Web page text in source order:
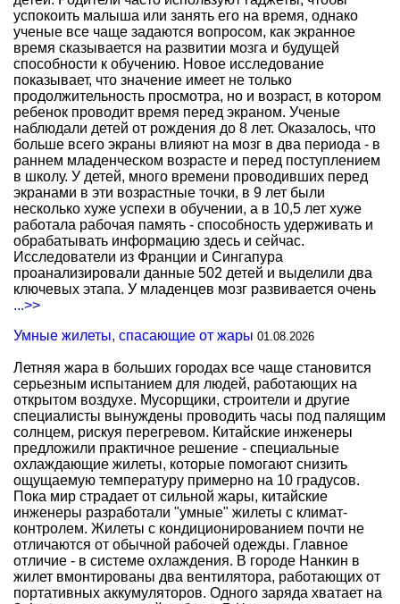
успокоить малыша или занять его на время, однако
ученые все чаще задаются вопросом, как экранное
время сказывается на развитии мозга и будущей
способности к обучению. Новое исследование
показывает, что значение имеет не только
продолжительность просмотра, но и возраст, в котором
ребенок проводит время перед экраном. Ученые
наблюдали детей от рождения до 8 лет. Оказалось, что
больше всего экраны влияют на мозг в два периода - в
раннем младенческом возрасте и перед поступлением
в школу. У детей, много времени проводивших перед
экранами в эти возрастные точки, в 9 лет были
несколько хуже успехи в обучении, а в 10,5 лет хуже
работала рабочая память - способность удерживать и
обрабатывать информацию здесь и сейчас.
Исследователи из Франции и Сингапура
проанализировали данные 502 детей и выделили два
ключевых этапа. У младенцев мозг развивается очень
...>>
Умные жилеты, спасающие от жары 01.08.2026
Летняя жара в больших городах все чаще становится
серьезным испытанием для людей, работающих на
открытом воздухе. Мусорщики, строители и другие
специалисты вынуждены проводить часы под палящим
солнцем, рискуя перегревом. Китайские инженеры
предложили практичное решение - специальные
охлаждающие жилеты, которые помогают снизить
ощущаемую температуру примерно на 10 градусов.
Пока мир страдает от сильной жары, китайские
инженеры разработали "умные" жилеты с климат-
контролем. Жилеты с кондиционированием почти не
отличаются от обычной рабочей одежды. Главное
отличие - в системе охлаждения. В городе Нанкин в
жилет вмонтированы два вентилятора, работающих от
портативных аккумуляторов. Одного заряда хватает на